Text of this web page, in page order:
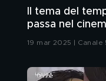
Il tema del
passa nel
19 mar 2025 | Canale